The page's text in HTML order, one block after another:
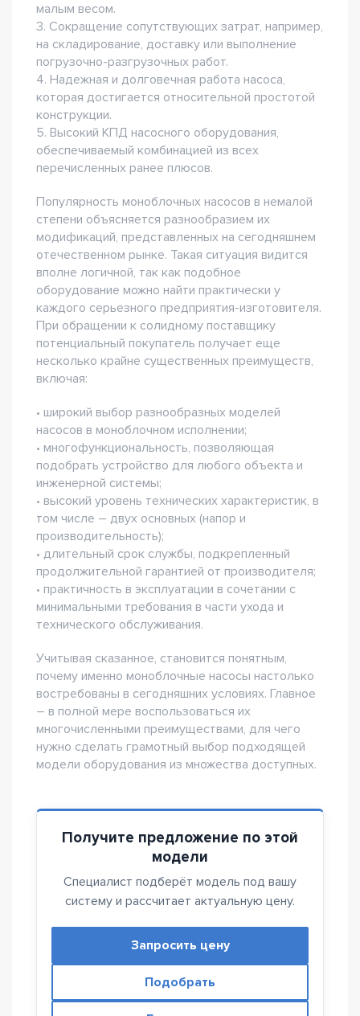
малым весом.
3. Сокращение сопутствующих затрат, например,
на складирование, доставку или выполнение
погрузочно-разгрузочных работ.
4. Надежная и долговечная работа насоса,
которая достигается относительной простотой
конструкции.
5. Высокий КПД насосного оборудования,
обеспечиваемый комбинацией из всех
перечисленных ранее плюсов.
Популярность моноблочных насосов в немалой
степени объясняется разнообразием их
модификаций, представленных на сегодняшнем
отечественном рынке. Такая ситуация видится
вполне логичной, так как подобное
оборудование можно найти практически у
каждого серьезного предприятия-изготовителя.
При обращении к солидному поставщику
потенциальный покупатель получает еще
несколько крайне существенных преимуществ,
включая:
• широкий выбор разнообразных моделей
насосов в моноблочном исполнении;
• многофункциональность, позволяющая
подобрать устройство для любого объекта и
инженерной системы;
• высокий уровень технических характеристик, в
том числе – двух основных (напор и
производительность);
• длительный срок службы, подкрепленный
продолжительной гарантией от производителя;
• практичность в эксплуатации в сочетании с
минимальными требования в части ухода и
технического обслуживания.
Учитывая сказанное, становится понятным,
почему именно моноблочные насосы настолько
востребованы в сегодняшних условиях. Главное
– в полной мере воспользоваться их
многочисленными преимуществами, для чего
нужно сделать грамотный выбор подходящей
модели оборудования из множества доступных.
Получите предложение по этой
модели
Специалист подберёт модель под вашу
систему и рассчитает актуальную цену.
Запросить цену
Подобрать